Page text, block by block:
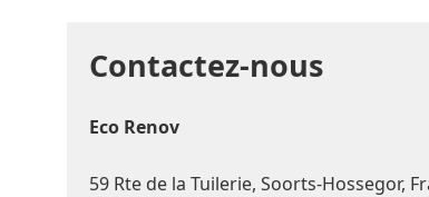
Contactez-nous
Eco Renov
59 Rte de la Tuilerie, Soorts-Hossegor,